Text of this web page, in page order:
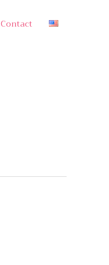
Contact